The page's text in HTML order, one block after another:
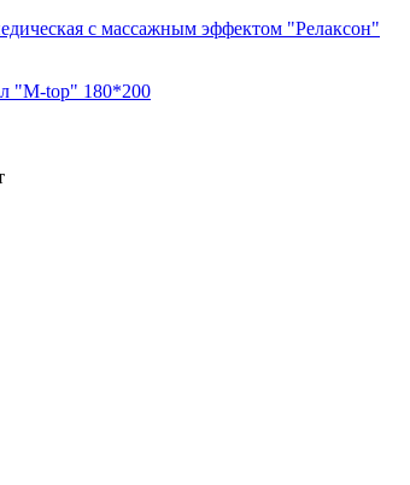
с массажным эффектом "Релаксон"
"M-top" 180*200